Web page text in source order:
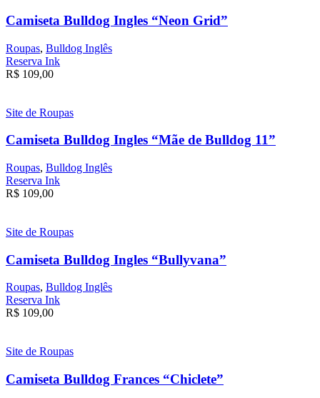
Camiseta Bulldog Ingles “Neon Grid”
Roupas, Bulldog Inglês
Reserva Ink
R$ 109,00
Site de Roupas
Camiseta Bulldog Ingles “Mãe de Bulldog 11”
Roupas, Bulldog Inglês
Reserva Ink
R$ 109,00
Site de Roupas
Camiseta Bulldog Ingles “Bullyvana”
Roupas, Bulldog Inglês
Reserva Ink
R$ 109,00
Site de Roupas
Camiseta Bulldog Frances “Chiclete”